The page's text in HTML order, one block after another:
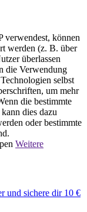
verwendest, können
werden (z. B. über
überlassen
die Verwendung
selbst
um mehr
die bestimmte
dies dazu
oder bestimmte
Weitere
und sichere dir 10 €